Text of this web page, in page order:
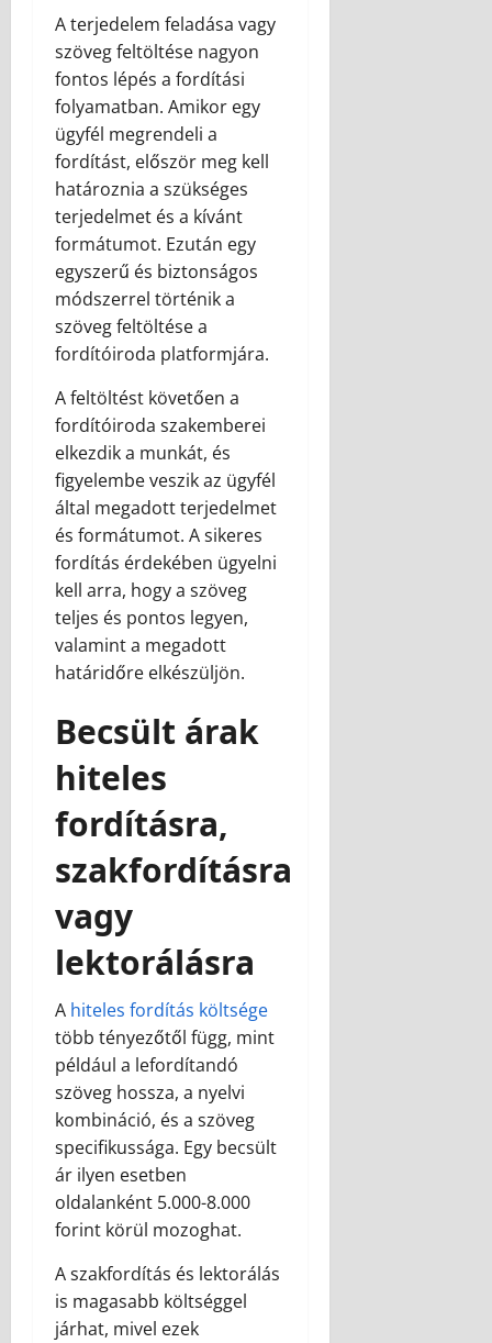
A terjedelem feladása vagy
szöveg feltöltése nagyon
fontos lépés a fordítási
folyamatban. Amikor egy
ügyfél megrendeli a
fordítást, először meg kell
határoznia a szükséges
terjedelmet és a kívánt
formátumot. Ezután egy
egyszerű és biztonságos
módszerrel történik a
szöveg feltöltése a
fordítóiroda platformjára.
A feltöltést követően a
fordítóiroda szakemberei
elkezdik a munkát, és
figyelembe veszik az ügyfél
által megadott terjedelmet
és formátumot. A sikeres
fordítás érdekében ügyelni
kell arra, hogy a szöveg
teljes és pontos legyen,
valamint a megadott
határidőre elkészüljön.
Becsült árak
hiteles
fordításra,
szakfordításra
vagy
lektorálásra
A hiteles fordítás költsége
több tényezőtől függ, mint
például a lefordítandó
szöveg hossza, a nyelvi
kombináció, és a szöveg
specifikussága. Egy becsült
ár ilyen esetben
oldalanként 5.000-8.000
forint körül mozoghat.
A szakfordítás és lektorálás
is magasabb költséggel
járhat, mivel ezek